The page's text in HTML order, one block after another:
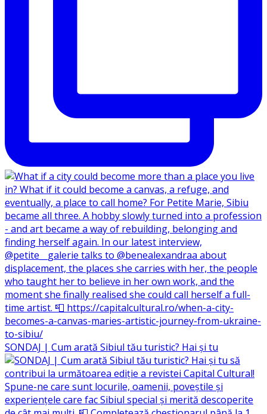
SONDAJ | Cum arată Sibiul tău turistic? Hai și tu